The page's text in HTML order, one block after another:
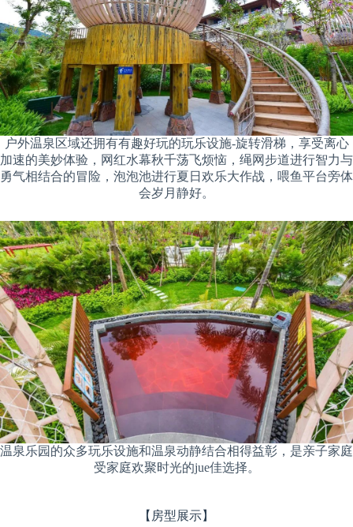
户外温泉区域还拥有有趣好玩的玩乐设施-旋转滑梯，享受离心
加速的美妙体验，网红水幕秋千荡飞烦恼，绳网步道进行智力与
勇气相结合的冒险，泡泡池进行夏日欢乐大作战，喂鱼平台旁体
会岁月静好。
温泉乐园的众多玩乐设施和温泉动静结合相得益彰，是亲子家庭
受家庭欢聚时光的jue佳选择。
【房型展示】